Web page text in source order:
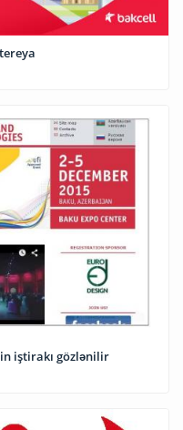
şirkətin iştirakı gözlənilir